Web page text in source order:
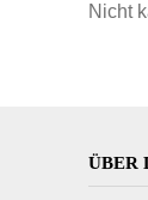
Nicht
ÜBER